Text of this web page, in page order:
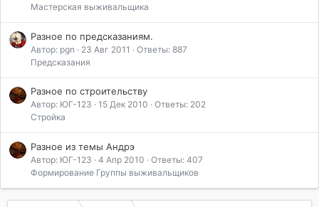
Мастерская выживальщика
Разное по предсказаниям.
Автор: pgn 23 Авг 2011
Ответы: 887
Предсказания
Разное по строительству
Автор: ЮГ-123 15 Дек 2010
Ответы: 202
Стройка
Разное из темы Андрэ
Автор: ЮГ-123 4 Апр 2010
Ответы: 407
Формирование Группы выживальщиков